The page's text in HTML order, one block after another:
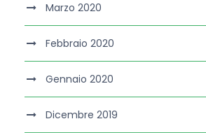
Marzo 2020
Febbraio 2020
Gennaio 2020
Dicembre 2019